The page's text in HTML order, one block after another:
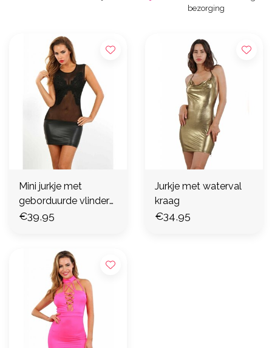
bezorging
Mini jurkje met
geborduurde vlinder
(S & M)
€39,95
Jurkje met waterval
kraag
€34,95